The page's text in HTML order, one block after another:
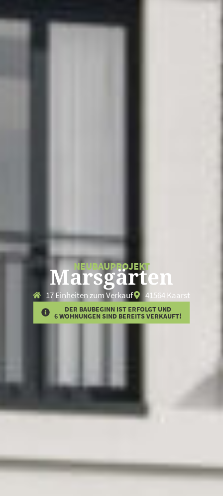
NEUBAUPROJEKT
Marsgärten
17 Einheiten zum Verkauf 41564 Kaarst
DER BAUBEGINN IST ERFOLGT UND
6 WOHNUNGEN SIND BEREITS VERKAUFT!